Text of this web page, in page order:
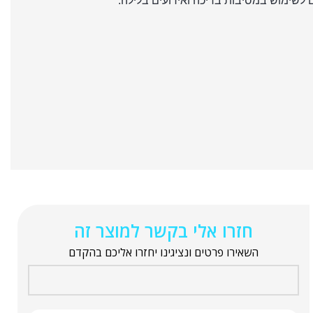
חזרו אלי בקשר למוצר זה
השאירו פרטים ונציגינו יחזרו אליכם בהקדם